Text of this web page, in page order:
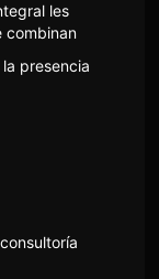
les
combinan
presencia